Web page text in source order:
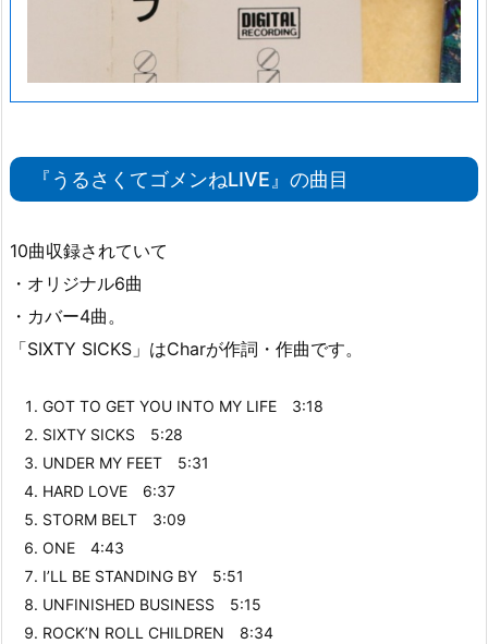
『うるさくてゴメンねLIVE』の曲目
10曲収録されていて
・オリジナル6曲
・カバー4曲。
「SIXTY SICKS」はCharが作詞・作曲です。
GOT TO GET YOU INTO MY LIFE 3:18
SIXTY SICKS 5:28
UNDER MY FEET 5:31
HARD LOVE 6:37
STORM BELT 3:09
ONE 4:43
I’LL BE STANDING BY 5:51
UNFINISHED BUSINESS 5:15
ROCK’N ROLL CHILDREN 8:34